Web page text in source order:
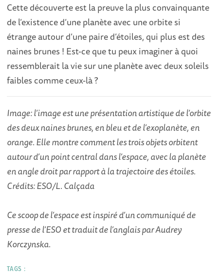
Cette découverte est la preuve la plus convainquante
de l’existence d’une planète avec une orbite si
étrange autour d’une paire d’étoiles, qui plus est des
naines brunes ! Est-ce que tu peux imaginer à quoi
ressemblerait la vie sur une planète avec deux soleils
faibles comme ceux-là ?
Image: l’image est une présentation artistique de l’orbite
des deux naines brunes, en bleu et de l’exoplanète, en
orange. Elle montre comment les trois objets orbitent
autour d’un point central dans l’espace, avec la planète
en angle droit par rapport à la trajectoire des étoiles.
Crédits: ESO/L. Calçada
Ce scoop de l’espace est inspiré d’un communiqué de
presse de l’ESO et traduit de l’anglais par Audrey
Korczynska.
TAGS :